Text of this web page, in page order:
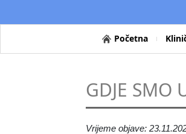
Početna
GDJE
Vrijeme objave: